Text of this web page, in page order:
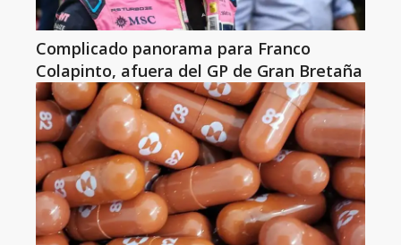
Complicado panorama para Franco
Colapinto, afuera del GP de Gran Bretaña